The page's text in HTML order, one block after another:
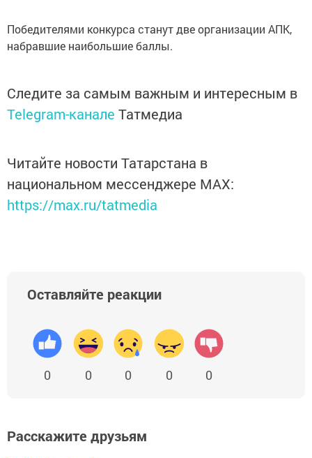
Победителями конкурса станут две организации АПК,
набравшие наибольшие баллы.
Следите за самым важным и интересным в
Telegram-канале Татмедиа
Читайте новости Татарстана в
национальном мессенджере MАХ:
https://max.ru/tatmedia
Оставляйте реакции
0 0 0 0 0
Расскажите друзьям